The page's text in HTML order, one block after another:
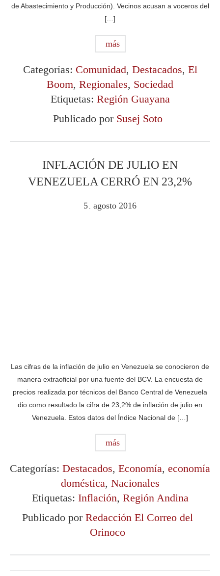
de Abastecimiento y Producción). Vecinos acusan a voceros del
[…]
más
Categorías: Comunidad, Destacados, El
Boom, Regionales, Sociedad
Etiquetas: Región Guayana
Publicado por Susej Soto
INFLACIÓN DE JULIO EN
VENEZUELA CERRÓ EN 23,2%
5 agosto 2016
Las cifras de la inflación de julio en Venezuela se conocieron de
manera extraoficial por una fuente del BCV. La encuesta de
precios realizada por técnicos del Banco Central de Venezuela
dio como resultado la cifra de 23,2% de inflación de julio en
Venezuela. Estos datos del Índice Nacional de […]
más
Categorías: Destacados, Economía, economía
doméstica, Nacionales
Etiquetas: Inflación, Región Andina
Publicado por Redacción El Correo del
Orinoco